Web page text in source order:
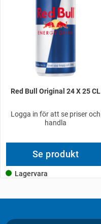
Red Bull Original 24 X 25 CL
Logga in för att se priser och
handla
Se produkt
Lagervara